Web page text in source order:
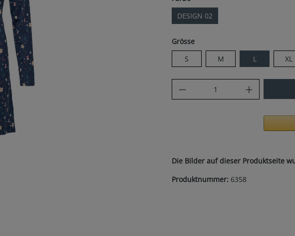
DESIGN 02
Grösseauswählen
S
M L XL
Produkt Anzahl: Gib
Die Bilder auf dieser Produktseite
Produktnummer: 6358